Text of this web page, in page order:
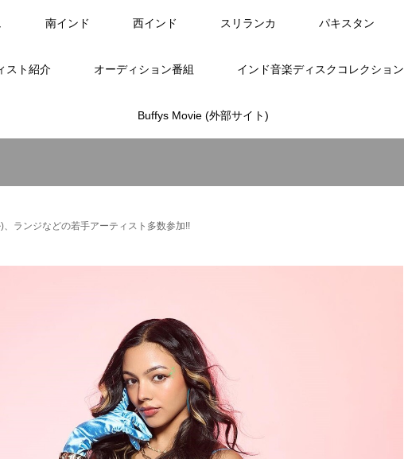
南インド 西インド スリランカ パキスタン
スト紹介 オーディション番組 インド音楽ディスクコレクション
Buffys Movie (外部サイト)
ランジなどの若手アーティスト多数参加!!